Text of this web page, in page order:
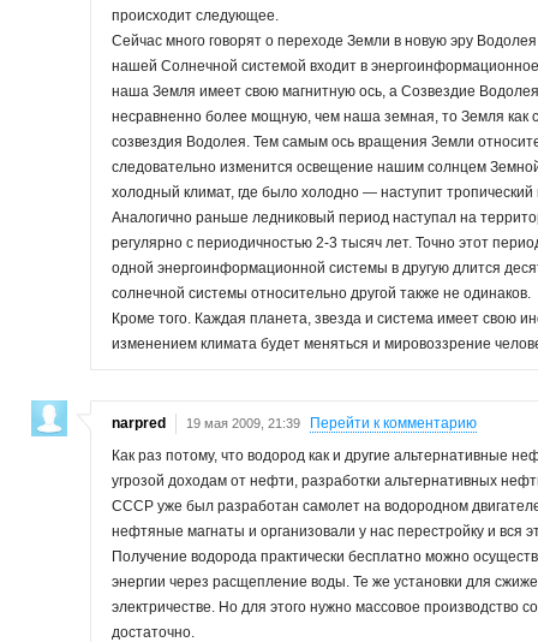
происходит следующее.
Сейчас много говорят о переходе Земли в новую эру
нашей Солнечной системой входит в
наша Земля имеет свою магнитную ось, а Созвездие
несравненно более мощную, чем наша земная, то Земля как
созвездия Водолея. Тем самым ось вращения Земли
следовательно изменится освещение нашим солнцем
холодный климат, где было холодно — наступит тропический
Аналогично раньше ледниковый период наступал на
регулярно с периодичностью 2-3 тысяч лет. Точно этот
одной энергоинформационной системы в другую длится
солнечной системы относительно другой также не одинаков.
Кроме того. Каждая планета, звезда и система имеет свою
изменением климата будет меняться и мировоззрение
narpred 19 мая 2009, 21:39
Перейти к комментарию
Как раз потому, что водород как и другие альтернативные
угрозой доходам от нефти, разработки альтернативных
СССР уже был разработан самолет на водородном
нефтяные магнаты и организовали у нас перестройку и вся
Получение водорода практически бесплатно можно
энергии через расщепление воды. Те же установки для
электричестве. Но для этого нужно массовое производство
достаточно.